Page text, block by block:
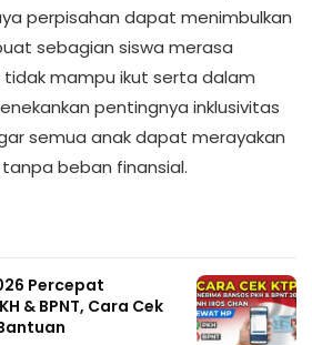
perpisahan dapat menimbulkan
sebagian siswa merasa
tidak mampu ikut serta dalam
pentingnya inklusivitas
semua anak dapat merayakan
beban finansial.
Percepat
& BPNT, Cara Cek